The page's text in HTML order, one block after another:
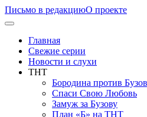
Письмо в редакциюО проекте
Главная
Свежие серии
Новости и слухи
ТНТ
Бородина против
Спаси Свою Любовь
Замуж за Бузову
План «Б» на ТНТ